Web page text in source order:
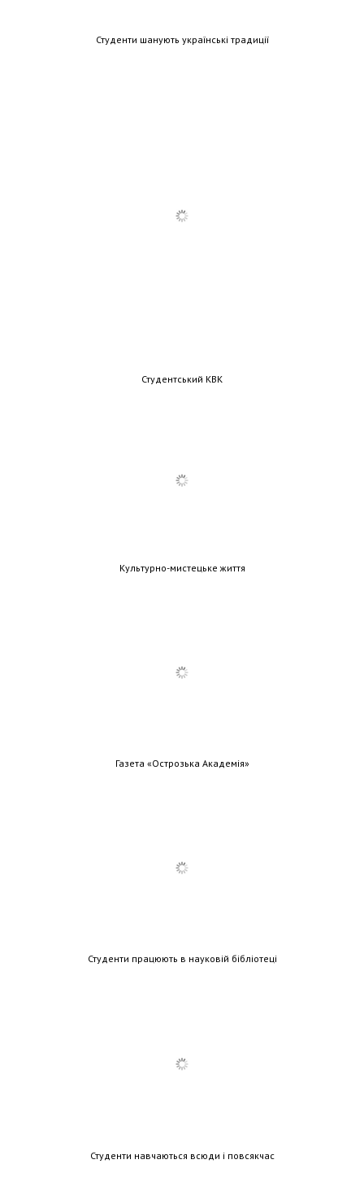
Студенти шанують українські традиції
Студентський КВК
Культурно-мистецьке життя
Газета «Острозька Академія»
Студенти працюють в науковій бібліотеці
Студенти навчаються всюди і повсякчас